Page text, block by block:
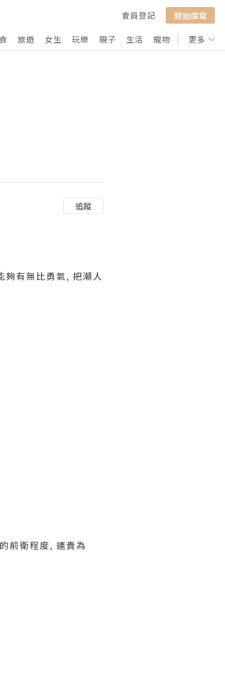
會員登記
開始撰寫
旅遊 女生 玩樂 親子 生活 寵物 行山 打卡
更多
追蹤
有無比勇氣, 把潮人
前衛程度, 連貴為